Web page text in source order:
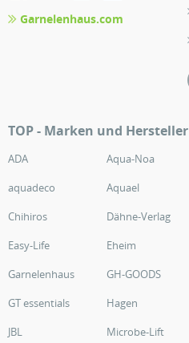
Garnelenhaus.com
TOP - Marken und Hersteller
ADA Aqua-Noa
aquadeco
Aquael
Chihiros
Dähne-Verlag
Easy-Life
Eheim
Garnelenhaus
GH-GOODS
GT essentials
Hagen
JBL
Microbe-Lift